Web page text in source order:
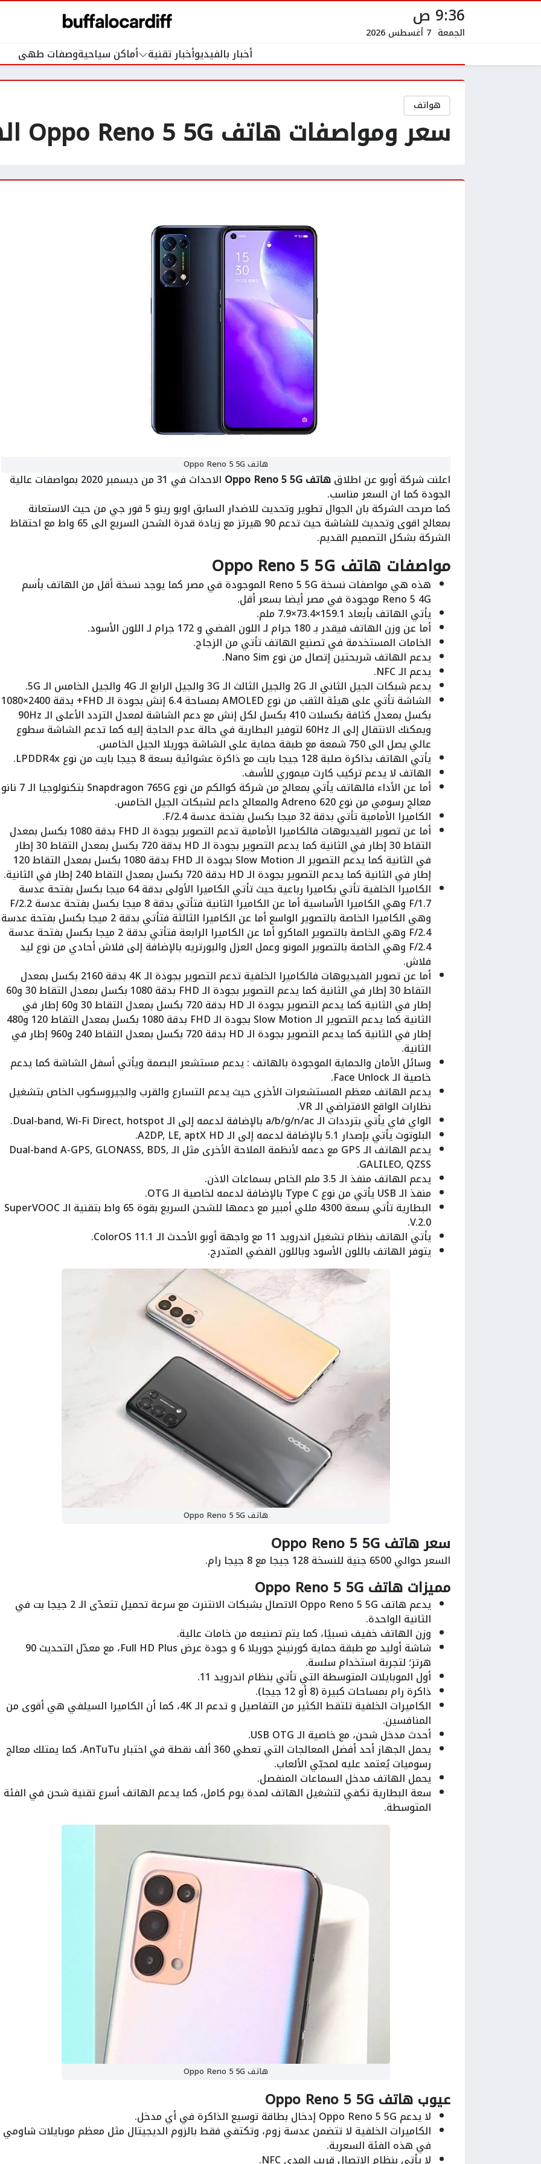
9:36 ص
الجمعة 7 أغسطس 2026
أخبار بالفيديوأخبار تقنية أماكن سياحيةوصفات طهى
هواتف
سعر ومواصفات هاتف Oppo Reno 5 5G الهاتف الاقتصادي
هاتف Oppo Reno 5 5G
اعلنت شركة أوبو عن اطلاقهاتف Oppo Reno 5 5G الاحداث في 31 من ديسمبر 2020 بمواصفات عالية
الجودة كما ان السعر مناسب.
كما صرحت الشركة بان الجوال تطوير وتحديث للاضدار السابق اوبو رينو 5 فور جي من حيث الاستعانة
بمعالج اقوى وتحديث للشاشة حيث تدعم 90 هيرتز مع زيادة قدرة الشحن السريع الى 65 واط مع احتقاظ
الشركة بشكل التصميم القديم.
مواصفات هاتف Oppo Reno 5 5G
هذه هي مواصفات نسخة Reno 5 5G الموجودة في مصر كما يوجد نسخة أقل من الهاتف بأسم
Reno 5 4G موجودة في مصر أيضا بسعر أقل.
يأتي الهاتف بأبعاد 159.1×73.4×7.9 ملم.
أما عن وزن الهاتف فيقدر بـ 180 جرام لـ اللون الفضي و 172 جرام لـ اللون الأسود.
الخامات المستخدمة في تصنيع الهاتف تأتي من الزجاج.
يدعم الهاتف شريحتين إتصال من نوع Nano Sim.
يدعم الـ NFC.
يدعم شبكات الجيل الثاني الـ 2G والجيل الثالث الـ 3G والجيل الرابع الـ 4G والجيل الخامس الـ 5G.
الشاشة تأتي على هيئة الثقب من نوع AMOLED بمساحة 6.4 إنش بجودة الـ FHD+ بدقة 2400×1080
بكسل بمعدل كثافة بكسلات 410 بكسل لكل إنش مع دعم الشاشة لمعدل التردد الأعلى الـ 90Hz
ويمكنك الانتقال إلى الـ 60Hz لتوفير البطارية في حالة عدم الحاجة إليه كما تدعم الشاشة سطوع
عالي يصل الى 750 شمعة مع طبقة حماية على الشاشة جوريلا الجيل الخامس.
يأتي الهاتف بذاكرة صلبة 128 جيجا بايت مع ذاكرة عشوائية بسعة 8 جيجا بايت من نوع LPDDR4x.
الهاتف لا يدعم تركيب كارت ميموري للأسف.
أما عن الأداء فالهاتف يأتي بمعالج من شركة كوالكم من نوع Snapdragon 765G بتكنولوجيا الـ 7 نانو
معالج رسومي من نوع Adreno 620 والمعالج داعم لشبكات الجيل الخامس.
الكاميرا الأمامية تأتي بدقة 32 ميجا بكسل بفتحة عدسة F/2.4.
أما عن تصوير الفيديوهات فالكاميرا الأمامية تدعم التصوير بجودة الـ FHD بدقة 1080 بكسل بمعدل
التقاط 30 إطار في الثانية كما يدعم التصوير بجودة الـ HD بدقة 720 بكسل بمعدل التقاط 30 إطار
في الثانية كما يدعم التصوير الـ Slow Motion بجودة الـ FHD بدقة 1080 بكسل بمعدل التقاط 120
إطار في الثانية كما يدعم التصوير بجودة الـ HD بدقة 720 بكسل بمعدل التقاط 240 إطار في الثانية.
الكاميرا الخلفية تأتي بكاميرا رباعية حيث تأتي الكاميرا الأولى بدقة 64 ميجا بكسل بفتحة عدسة
F/1.7 وهي الكاميرا الأساسية أما عن الكاميرا الثانية فتأتي بدقة 8 ميجا بكسل بفتحة عدسة F/2.2
وهي الكاميرا الخاصة بالتصوير الواسع أما عن الكاميرا الثالثة فتأتي بدقة 2 ميجا بكسل بفتحة عدسة
F/2.4 وهي الخاصة بالتصوير الماكرو أما عن الكاميرا الرابعة فتأتي بدقة 2 ميجا بكسل بفتحة عدسة
F/2.4 وهي الخاصة بالتصوير المونو وعمل العزل والبورتريه بالإضافة إلى فلاش أحادي من نوع ليد
فلاش.
أما عن تصوير الفيديوهات فالكاميرا الخلفية تدعم التصوير بجودة الـ 4K بدقة 2160 بكسل بمعدل
التقاط 30 إطار في الثانية كما يدعم التصوير بجودة الـ FHD بدقة 1080 بكسل بمعدل التقاط 30 و60
إطار في الثانية كما يدعم التصوير بجودة الـ HD بدقة 720 بكسل بمعدل التقاط 30 و60 إطار في
الثانية كما يدعم التصوير الـ Slow Motion بجودة الـ FHD بدقة 1080 بكسل بمعدل التقاط 120 و480
إطار في الثانية كما يدعم التصوير بجودة الـ HD بدقة 720 بكسل بمعدل التقاط 240 و960 إطار في
الثانية.
وسائل الأمان والحماية الموجودة بالهاتف : يدعم مستشعر البصمة ويأتي أسفل الشاشة كما يدعم
خاصية الـ Face Unlock.
يدعم الهاتف معظم المستشعرات الأخرى حيث يدعم التسارع والقرب والجيروسكوب الخاص بتشغيل
نظارات الواقع الافتراضي الـ VR.
الواي فاي يأتي بترددات الـ a/b/g/n/ac بالإضافة لدعمه إلى الـ Dual-band, Wi-Fi Direct, hotspot.
البلوتوث يأتي بإصدار 5.1 بالإضافة لدعمه إلى الـ A2DP, LE, aptX HD.
يدعم الهاتف الـ GPS مع دعمه لأنظمة الملاحة الأخرى مثل الـ Dual-band A-GPS, GLONASS, BDS,
GALILEO, QZSS.
يدعم الهاتف منفذ الـ 3.5 ملم الخاص بسماعات الاذن.
منفذ الـ USB يأتي من نوع Type C بالإضافة لدعمه لخاصية الـ OTG.
البطارية تأتي بسعة 4300 مللي أمبير مع دعمها للشحن السريع بقوة 65 واط بتقنية الـ SuperVOOC
V.2.0.
يأتي الهاتف بنظام تشغيل اندرويد 11 مع واجهة أوبو الأحدث الـ ColorOS 11.1.
يتوفر الهاتف باللون الأسود وباللون الفضي المتدرج.
هاتف Oppo Reno 5 5G
سعر هاتف Oppo Reno 5 5G
السعر حوالي 6500 جنية للنسخة 128 جيجا مع 8 جيجا رام.
مميزات هاتف Oppo Reno 5 5G
يدعم هاتف Oppo Reno 5 5G الاتصال بشبكات الانتنرت مع سرعة تحميل تتعدّى الـ 2 جيجا بت في
الثانية الواحدة.
وزن الهاتف خفيف نسبيًا، كما يتم تصنيعه من خامات عالية.
شاشة أوليد مع طبقة حماية كورنينج جوريلا 6 و جودة عرض Full HD Plus، مع معدّل التحديث 90
هرتز؛ لتجربة استخدام سلسة.
أول الموبايلات المتوسطة التي تأتي بنظام اندرويد 11.
ذاكرة رام بمساحات كبيرة (8 أو 12 جيجا).
الكاميرات الخلفية تلتقط الكثير من التفاصيل و تدعم الـ 4K، كما أن الكاميرا السيلفي هي أقوى من
المنافسين.
أحدث مدخل شحن، مع خاصية الـ USB OTG.
يحمل الجهاز أحد أفضل المعالجات التي تعطي 360 ألف نقطة في اختبار AnTuTu، كما يمتلك معالج
رسوميات يُعتمد عليه لمحبّي الألعاب.
يحمل الهاتف مدخل السماعات المنفصل.
سعة البطارية تكفي لتشغيل الهاتف لمدة يوم كامل، كما يدعم الهاتف أسرع تقنية شحن في الفئة
المتوسطة.
هاتف Oppo Reno 5 5G
عيوب هاتف Oppo Reno 5 5G
لا يدعم Oppo Reno 5 5G إدخال بطاقة توسيع الذاكرة في أي مدخل.
الكاميرات الخلفية لا تتضمن عدسة زوم، وتكتفي فقط بالزوم الديجيتال مثل معظم موبايلات شاومي
في هذه الفئة السعرية.
لا يأتي بنظام الاتصال قريب المدى NFC.